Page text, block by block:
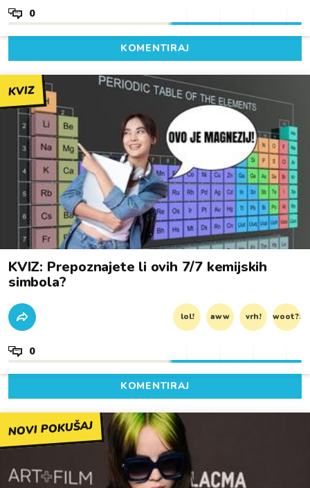
0
KOMENTIRAJ
KVIZ
KVIZ: Prepoznajete li ovih 7/7 kemijskih
simbola?
lol! aww vrh! woot?!
0
KOMENTIRAJ
NOVI POKUŠAJ